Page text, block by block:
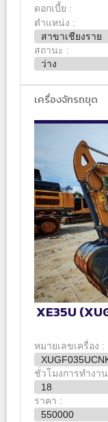
ดอกเบี้ย :
ตำแหน่ง :
สาขาเชียงราย
สถานะ :
ว่าง
เครื่องจักรถขุด
XE35U
หมายเลขเครื่อง :
ชั่วโมงการทำงา
18
ราคา :
550000